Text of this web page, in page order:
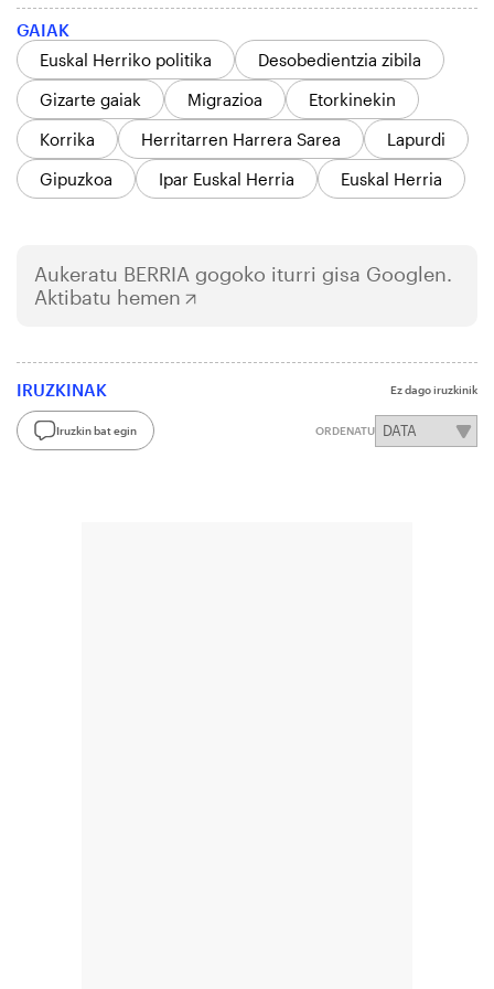
GAIAK
Euskal Herriko politika
Desobedientzia zibila
Gizarte gaiak
Migrazioa
Etorkinekin
Korrika
Herritarren Harrera Sarea
Lapurdi
Gipuzkoa
Ipar Euskal Herria Euskal Herria
Aukeratu BERRIA gogoko iturri gisa Googlen.
Aktibatu hemen
IRUZKINAK Ez dago iruzkinik
Iruzkin bat egin ORDENATU